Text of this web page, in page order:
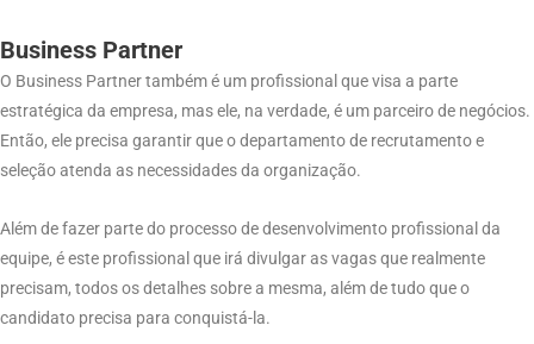
Business Partner
O Business Partner também é um profissional que visa a parte
estratégica da empresa, mas ele, na verdade, é um parceiro de negócios.
Então, ele precisa garantir que o departamento de recrutamento e
seleção atenda as necessidades da organização.
Além de fazer parte do processo de desenvolvimento profissional da
equipe, é este profissional que irá divulgar as vagas que realmente
precisam, todos os detalhes sobre a mesma, além de tudo que o
candidato precisa para conquistá-la.